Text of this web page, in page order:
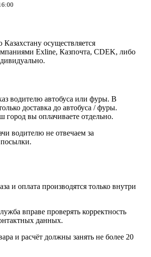
Казахстану осуществляется
Exline, Казпочта, CDEK, либо
водителю автобуса или фуры. В
доставка до автобуса / фуры.
город вы оплачиваете отдельно.
водителю не отвечаем за
посылки.
и оплата производятся только внутри
вправе проверять корректность
данных.
и расчёт должны занять не более 20